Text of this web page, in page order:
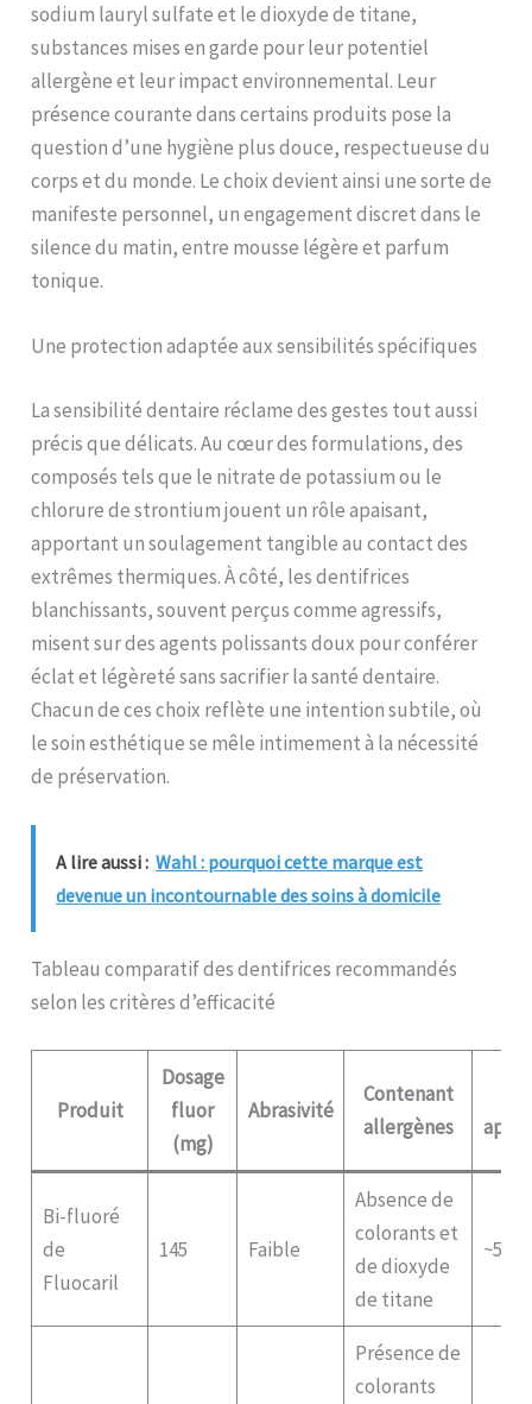
sodium lauryl sulfate et le dioxyde de titane,
substances mises en garde pour leur potentiel
allergène et leur impact environnemental. Leur
présence courante dans certains produits pose la
question d’une hygiène plus douce, respectueuse du
corps et du monde. Le choix devient ainsi une sorte de
manifeste personnel, un engagement discret dans le
silence du matin, entre mousse légère et parfum
tonique.
Une protection adaptée aux sensibilités spécifiques
La sensibilité dentaire réclame des gestes tout aussi
précis que délicats. Au cœur des formulations, des
composés tels que le nitrate de potassium ou le
chlorure de strontium jouent un rôle apaisant,
apportant un soulagement tangible au contact des
extrêmes thermiques. À côté, les dentifrices
blanchissants, souvent perçus comme agressifs,
misent sur des agents polissants doux pour conférer
éclat et légèreté sans sacrifier la santé dentaire.
Chacun de ces choix reflète une intention subtile, où
le soin esthétique se mêle intimement à la nécessité
de préservation.
A lire aussi : Wahl : pourquoi cette marque est
devenue un incontournable des soins à domicile
Tableau comparatif des dentifrices recommandés
selon les critères d’efficacité
Produit
Dosage
fluor
(mg)
Abrasivité
Contenant
allergènes
Bi-fluoré
de
Fluocaril
145 Faible
Absence de
colorants et
de dioxyde
de titane
~5 €
Présence de
colorants